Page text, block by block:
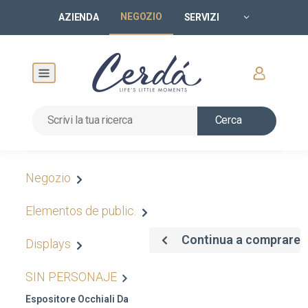
AZIENDA NEGOZIO SERVIZI
Cerca
Negozio
Elementos de public.
Displays
SIN PERSONAJE
Espositore Occhiali Da
Continua a comprare